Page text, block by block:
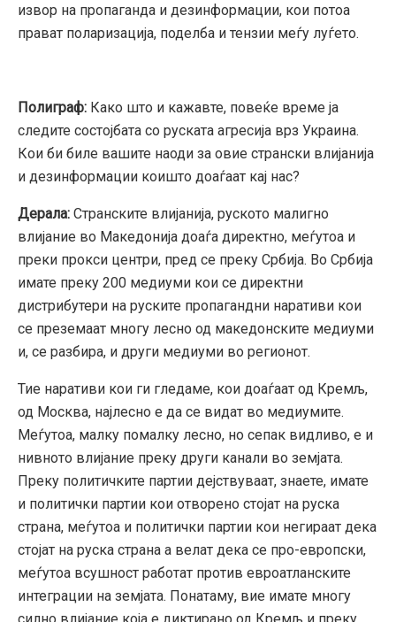
извор на пропаганда и дезинформации, кои потоа
прават поларизација, поделба и тензии меѓу луѓето.
Полиграф: Како што и кажавте, повеќе време ја
следите состојбата со руската агресија врз Украина.
Кои би биле вашите наоди за овие странски влијанија
и дезинформации коишто доаѓаат кај нас?
Дерала: Странските влијанија, руското малигно
влијание во Македонија доаѓа директно, меѓутоа и
преки прокси центри, пред се преку Србија. Во Србија
имате преку 200 медиуми кои се директни
дистрибутери на руските пропагандни наративи кои
се преземаат многу лесно од македонските медиуми
и, се разбира, и други медиуми во регионот.
Тие наративи кои ги гледаме, кои доаѓаат од Кремљ,
од Москва, најлесно е да се видат во медиумите.
Меѓутоа, малку помалку лесно, но сепак видливо, е и
нивното влијание преку други канали во земјата.
Преку политичките партии дејствуваат, знаете, имате
и политички партии кои отворено стојат на руска
страна, меѓутоа и политички партии кои негираат дека
стојат на руска страна а велат дека се про-европски,
меѓутоа всушност работат против евроатланските
интеграции на земјата. Понатаму, вие имате многу